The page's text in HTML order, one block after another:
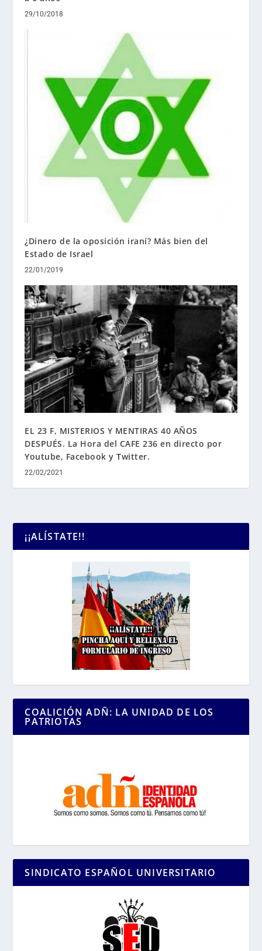
29/10/2018
¿Dinero de la oposición iraní? Más bien del
Estado de Israel
22/01/2019
EL 23 F, MISTERIOS Y MENTIRAS 40 AÑOS
DESPUÉS. La Hora del CAFE 236 en directo por
Youtube, Facebook y Twitter.
22/02/2021
¡¡ALÍSTATE!!
COALICIÓN ADÑ: LA UNIDAD DE LOS
PATRIOTAS
SINDICATO ESPAÑOL UNIVERSITARIO